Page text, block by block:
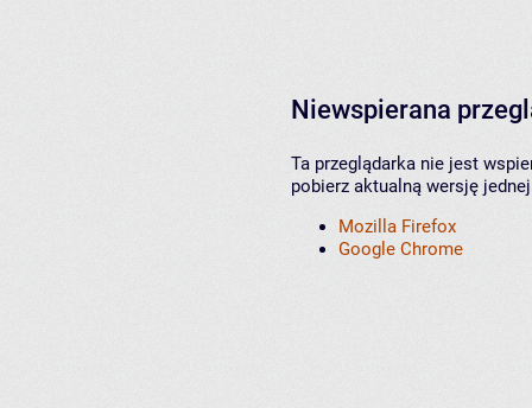
Niewspierana
Ta przeglądarka nie jest
pobierz aktualną wersję
Mozilla Firefox
Google Chrome